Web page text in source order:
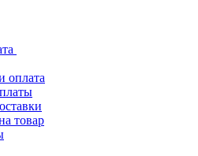
оплата
товар